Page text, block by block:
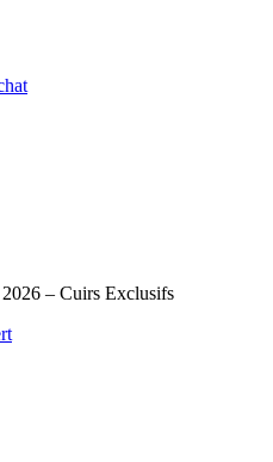
– Cuirs Exclusifs